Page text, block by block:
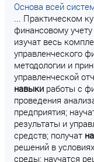
Основа всей
... Практическом
финансовому
изучат весь
управленческого
методологии и
управленческой
навыки работы с
проведения
предприятия;
результаты и
средств; получат
решений в
среды; научатся